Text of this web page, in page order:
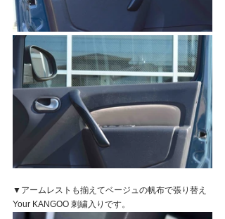
▼アームレストも揃えてベージュの帆布で張り替え
Your KANGOO 刺繍入りです。